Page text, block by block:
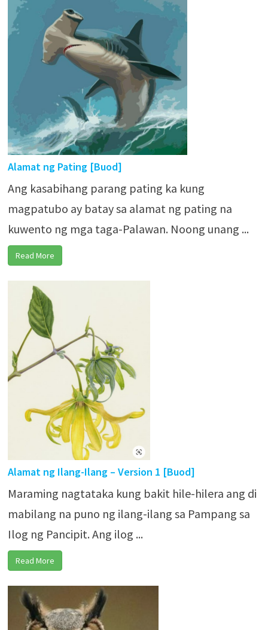
Alamat ng Pating [Buod]
Ang kasabihang parang pating ka kung
magpatubo ay batay sa alamat ng pating na
kuwento ng mga taga-Palawan. Noong unang ...
Read More
Alamat ng Ilang-Ilang – Version 1 [Buod]
Maraming nagtataka kung bakit hile-hilera ang di
mabilang na puno ng ilang-ilang sa Pampang sa
Ilog ng Pancipit. Ang ilog ...
Read More